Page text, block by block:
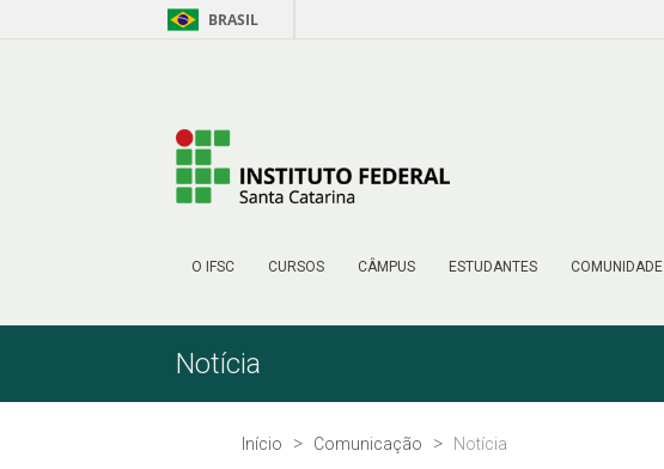
Pular para o Conteúdo BRASIL
O IFSC CURSOS CÂMPUS ESTUDANTES COMUNIDADE
Notícia
Início Comunicação Notícia